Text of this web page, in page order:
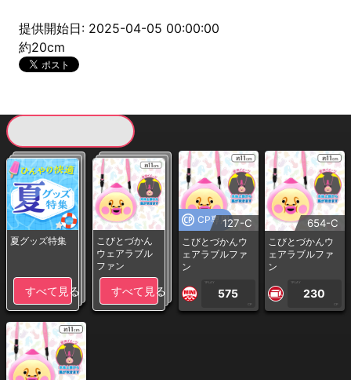
提供開始日: 2025-04-05 00:00:00
約20cm
夏グッズ特集
すべて見る
こびとづかん
ウェアラブル
ファン
すべて見る
CP専用127-C
こびとづかんウ
ェアラブルファ
ン
1PLAY
575
CP
654-C
こびとづかんウ
ェアラブルファ
ン
1PLAY
230
CP